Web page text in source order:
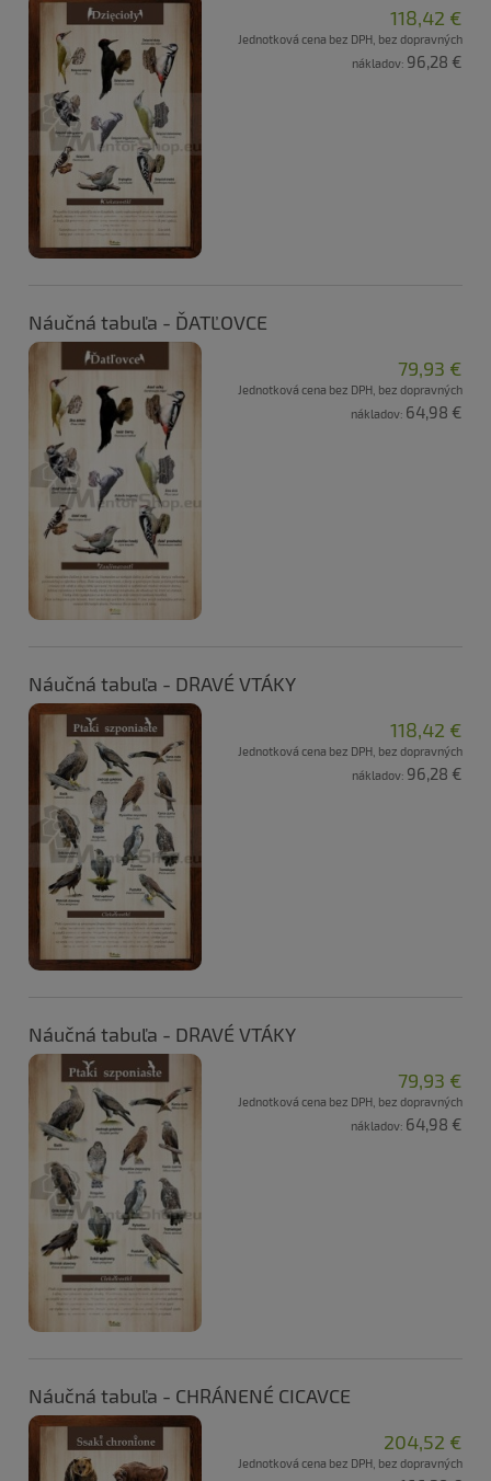
118,42 €
Jednotková cena bez DPH, bez dopravných
nákladov: 96,28 €
Náučná tabuľa - ĎATĽOVCE
79,93 €
Jednotková cena bez DPH, bez dopravných
nákladov: 64,98 €
Náučná tabuľa - DRAVÉ VTÁKY
118,42 €
Jednotková cena bez DPH, bez dopravných
nákladov: 96,28 €
Náučná tabuľa - DRAVÉ VTÁKY
79,93 €
Jednotková cena bez DPH, bez dopravných
nákladov: 64,98 €
Náučná tabuľa - CHRÁNENÉ CICAVCE
204,52 €
Jednotková cena bez DPH, bez dopravných